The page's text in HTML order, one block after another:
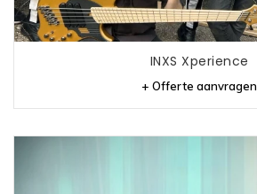
INXS Xperience
+ Offerte aanvragen